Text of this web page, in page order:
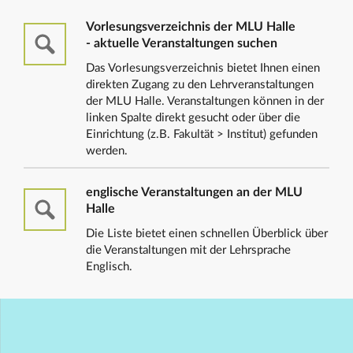
Vorlesungsverzeichnis der MLU Halle
- aktuelle Veranstaltungen suchen
Das Vorlesungsverzeichnis bietet Ihnen einen
direkten Zugang zu den Lehrveranstaltungen
der MLU Halle. Veranstaltungen können in der
linken Spalte direkt gesucht oder über die
Einrichtung (z.B. Fakultät > Institut) gefunden
werden.
englische Veranstaltungen an der MLU
Halle
Die Liste bietet einen schnellen Überblick über
die Veranstaltungen mit der Lehrsprache
Englisch.